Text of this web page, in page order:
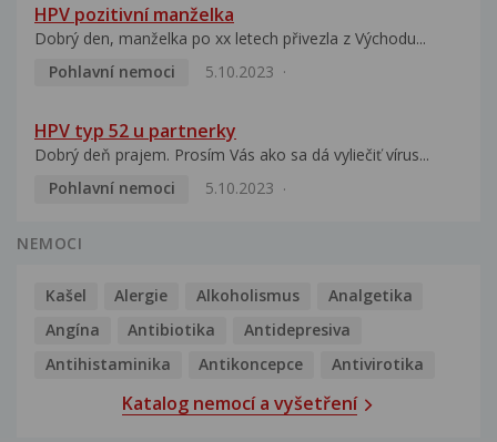
HPV pozitivní manželka
Dobrý den, manželka po xx letech přivezla z Východu...
Pohlavní nemoci
5.10.2023
HPV typ 52 u partnerky
Dobrý deň prajem. Prosím Vás ako sa dá vyliečiť vírus...
Pohlavní nemoci
5.10.2023
NEMOCI
Kašel Alergie Alkoholismus
Analgetika
Angína
Antibiotika
Antidepresiva
Antihistaminika
Antikoncepce Antivirotika
Katalog nemocí a vyšetření